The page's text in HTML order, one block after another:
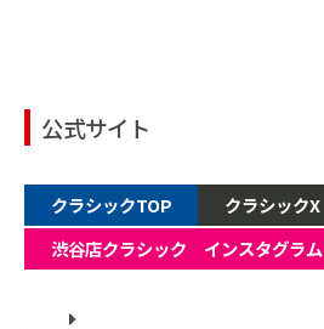
公式サイト
クラシックTOP
クラシックX
渋谷店クラシック インスタグラム